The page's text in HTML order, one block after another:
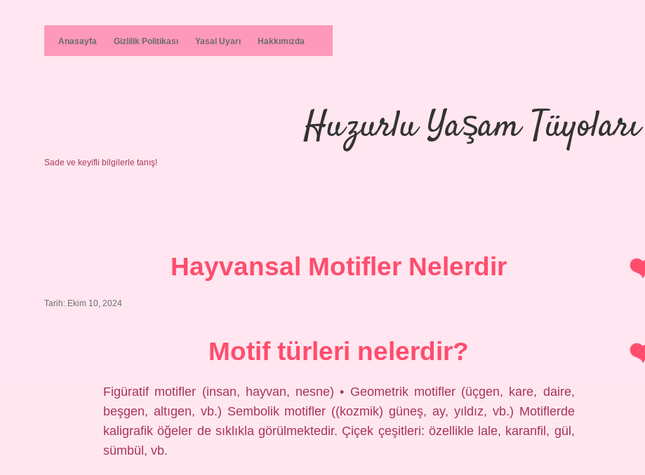
Anasayfa Gizlilik Politikası Yasal Uyarı Hakkımızda
Huzurlu Yaşam Tüyoları
Sade ve keyifli bilgilerle tanış!
Hayvansal Motifler Nelerdir
Tarih: Ekim 10, 2024
Motif türleri nelerdir?
Figüratif motifler (insan, hayvan, nesne) • Geometrik motifler (üçgen, kare, daire,
beşgen, altıgen, vb.) Sembolik motifler ((kozmik) güneş, ay, yıldız, vb.) Motiflerde
kaligrafik öğeler de sıklıkla görülmektedir. Çiçek çeşitleri: özellikle lale, karanfil, gül,
sümbül, vb.